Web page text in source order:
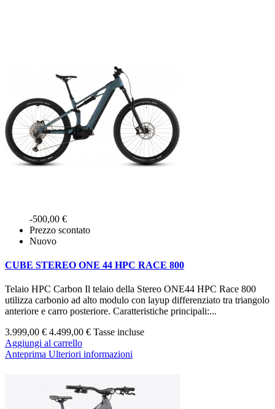
-500,00 €
Prezzo scontato
Nuovo
CUBE STEREO ONE 44 HPC RACE 800
Telaio HPC Carbon Il telaio della Stereo ONE44 HPC Race 800
utilizza carbonio ad alto modulo con layup differenziato tra triangolo
anteriore e carro posteriore. Caratteristiche principali:...
3.999,00 € 4.499,00 € Tasse incluse
Aggiungi al carrello
Anteprima Ulteriori informazioni